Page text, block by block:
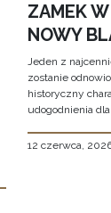
ZAMEK
NOWY
Jeden z
zostanie
historyczny
udogodnienia
12 czerwca,